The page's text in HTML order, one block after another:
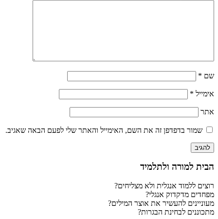
שם *
אימייל *
אתר
שמור בדפדפן זה את השם, האימייל והאתר שלי לפעם הבאה שאגיב.
הבית למורה ולתלמיד
רוצים ללמוד אנגלית ולא מצליחים?
מפחדים מדקדוק אנגלי?
מעוניינים להעשיר את אוצר המילים?
מתכוננים לבחינת הבגרות?